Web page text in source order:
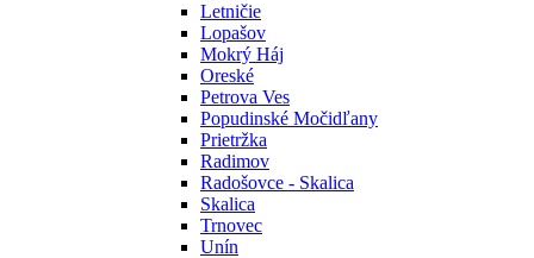
Letničie
Lopašov
Mokrý Háj
Oreské
Petrova Ves
Popudinské Močidľany
Prietržka
Radimov
Radošovce - Skalica
Skalica
Trnovec
Unín